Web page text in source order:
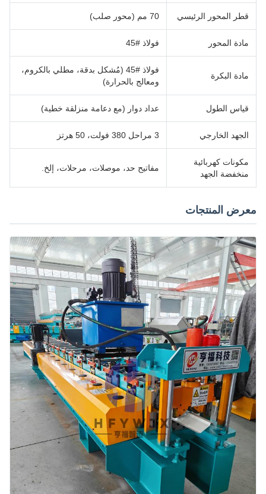
قطر المحور الرئيسي 70 مم (محور صلب)
مادة المحور فولاذ #45
مادة البكرة
فولاذ #45 (مُشكل بدقة، مطلي بالكروم،
ومعالج بالحرارة)
قياس الطول عداد دوار (مع دعامة منزلقة خطية)
الجهد الخارجي 3 مراحل 380 فولت، 50 هرتز
مكونات كهربائية
منخفضة الجهد
مفاتيح حد، موصلات، مرحلات، إلخ.
معرض المنتجات